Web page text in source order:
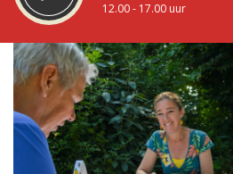
12.00 - 17.00 uur
STRAKS:
Sleutelstad 30
17.00 - 19.00 uur
Vorig uur
uur 1 van 0
Inklappen